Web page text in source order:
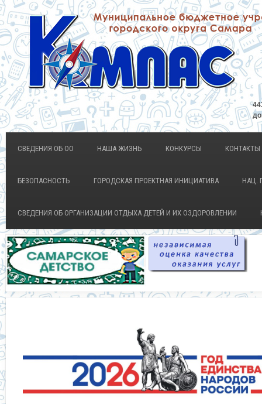
СВЕДЕНИЯ ОБ ОО НАША ЖИЗНЬ КОНКУРСЫ КОНТАКТЫ
БЕЗОПАСНОСТЬ ГОРОДСКАЯ ПРОЕКТНАЯ ИНИЦИАТИВА НАЦ.
СВЕДЕНИЯ ОБ ОРГАНИЗАЦИИ ОТДЫХА ДЕТЕЙ И ИХ ОЗДОРОВЛЕНИИ